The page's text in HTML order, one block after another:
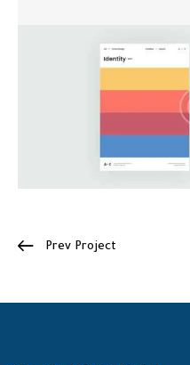
Prev Project